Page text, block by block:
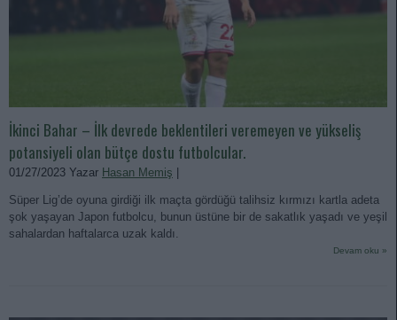
İkinci Bahar – İlk devrede beklentileri veremeyen ve yükseliş
potansiyeli olan bütçe dostu futbolcular.
01/27/2023 Yazar Hasan Memiş
Süper Lig’de oyuna girdiği ilk maçta gördüğü talihsiz kırmızı kartla adeta
şok yaşayan Japon futbolcu, bunun üstüne bir de sakatlık yaşadı ve yeşil
sahalardan haftalarca uzak kaldı.
Devam oku »